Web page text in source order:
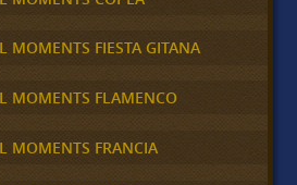
MOMENTS FIESTA GITANA
MOMENTS FLAMENCO
MOMENTS FRANCIA